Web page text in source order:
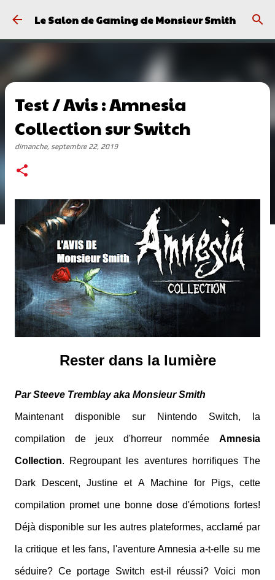
Passer au contenu principal
Le Salon de Gaming de Monsieur Smith
Test / Avis : Amnesia
Collection sur Switch
dimanche, septembre 22, 2019
Rester dans la lumière
Par Steeve Tremblay aka Monsieur Smith
Maintenant disponible sur Nintendo Switch, la
compilation de jeux d'horreur nommée Amnesia
Collection. Regroupant les aventures horrifiques The
Dark Descent, Justine et A Machine for Pigs, cette
compilation promet une bonne dose d'émotions fortes!
Déjà disponible sur les autres plateformes, acclamé par
la critique et les fans, l'aventure Amnesia a-t-elle su me
séduire? Ce portage Switch est-il réussi? Voici mon